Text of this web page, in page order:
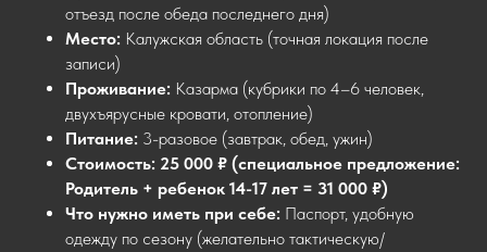
отъезд после обеда последнего дня)
Место: Калужская область (точная локация после
записи)
Проживание: Казарма (кубрики по 4–6 человек,
двухъярусные кровати, отопление)
Питание: 3-разовое (завтрак, обед, ужин)
Стоимость: 25 000 ₽ (специальное предложение:
Родитель + ребенок 14-17 лет = 31 000 ₽)
Что нужно иметь при себе: Паспорт, удобную
одежду по сезону (желательно тактическую/